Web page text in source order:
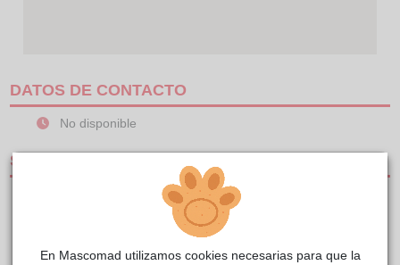
DATOS DE CONTACTO
No disponible
SERVICIOS
CLÍNICAS DE PEQUEÑOS ANIMALES
En Mascomad utilizamos cookies necesarias para que la